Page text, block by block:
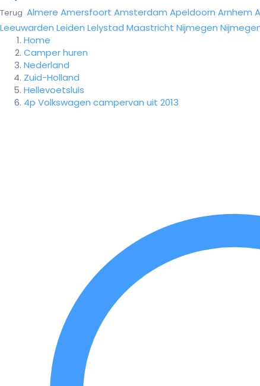
Terug Almere Amersfoort Amsterdam Apeldoorn Arnhem
Leeuwarden Leiden Lelystad Maastricht Nijmegen
Home
Camper huren
Nederland
Zuid-Holland
Hellevoetsluis
4p Volkswagen campervan uit 2013